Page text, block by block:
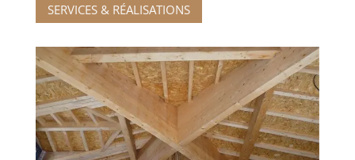
SERVICES & RÉALISATIONS